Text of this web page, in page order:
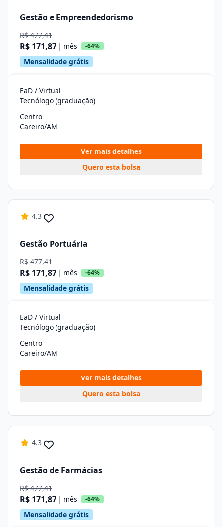
Gestão e Empreendedorismo
R$ 477,41
R$ 171,87 | mês -64%
Mensalidade grátis
EaD / Virtual
Tecnólogo (graduação)
Centro
Careiro/AM
Ver mais detalhes
Quero esta bolsa
4.3
Gestão Portuária
R$ 477,41
R$ 171,87 | mês -64%
Mensalidade grátis
EaD / Virtual
Tecnólogo (graduação)
Centro
Careiro/AM
Ver mais detalhes
Quero esta bolsa
4.3
Gestão de Farmácias
R$ 477,41
R$ 171,87 | mês -64%
Mensalidade grátis